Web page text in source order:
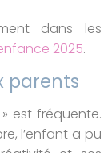
dans les
2025.
parents
est fréquente.
l’enfant a pu